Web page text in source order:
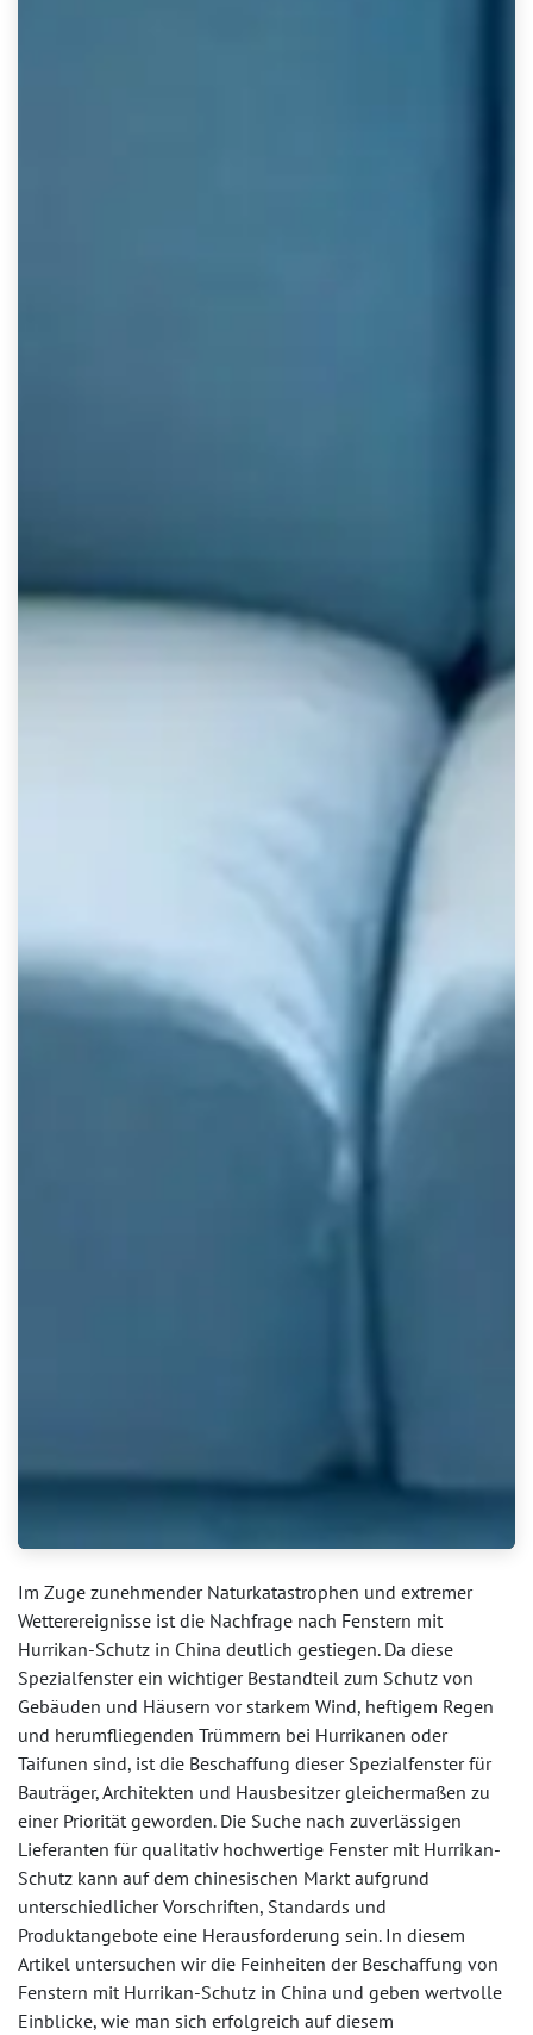
Im Zuge zunehmender Naturkatastrophen und extremer
Wetterereignisse ist die Nachfrage nach Fenstern mit
Hurrikan-Schutz in China deutlich gestiegen. Da diese
Spezialfenster ein wichtiger Bestandteil zum Schutz von
Gebäuden und Häusern vor starkem Wind, heftigem Regen
und herumfliegenden Trümmern bei Hurrikanen oder
Taifunen sind, ist die Beschaffung dieser Spezialfenster für
Bauträger, Architekten und Hausbesitzer gleichermaßen zu
einer Priorität geworden. Die Suche nach zuverlässigen
Lieferanten für qualitativ hochwertige Fenster mit Hurrikan-
Schutz kann auf dem chinesischen Markt aufgrund
unterschiedlicher Vorschriften, Standards und
Produktangebote eine Herausforderung sein. In diesem
Artikel untersuchen wir die Feinheiten der Beschaffung von
Fenstern mit Hurrikan-Schutz in China und geben wertvolle
Einblicke, wie man sich erfolgreich auf diesem